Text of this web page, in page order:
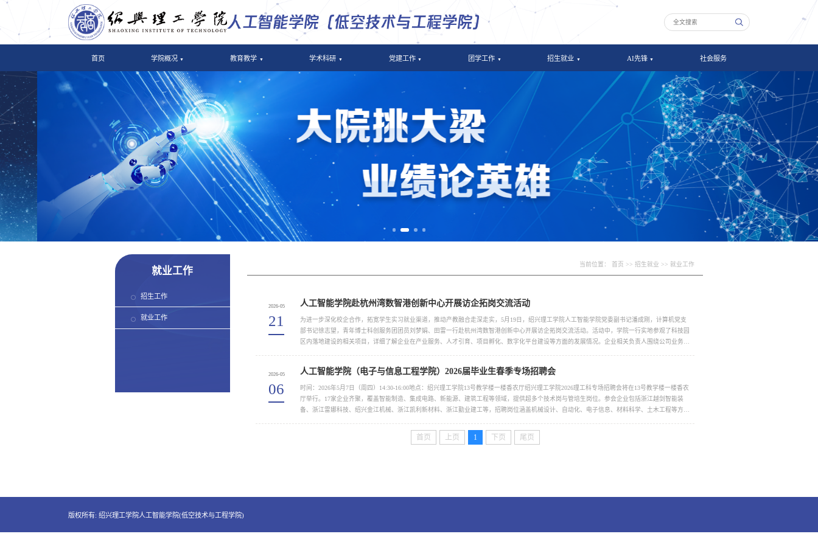
首页 学院概况 教育教学 学术科研 党建工作 团学工作 招生就业 AI先锋 社会服务
就业工作
招生工作
就业工作
当前位置：首页 >>招生就业 >> 就业工作
2026-05
21
人工智能学院赴杭州湾数智港创新中心开展访企拓岗交流活动
为进一步深化校企合作，拓宽学生实习就业渠道，推动产教融合走深走实，5月19日，绍兴理工学院人工智能学院党委副书记潘成刚，计算机党支
部书记徐志望，青年博士科创服务团团员刘梦娟、田雷一行赴杭州湾数智港创新中心开展访企拓岗交流活动。活动中，学院一行实地参观了科技园
区内落地建设的相关项目，详细了解企业在产业服务、人才引育、项目孵化、数字化平台建设等方面的发展情况。企业相关负责人围绕公司业务布
2026-05
06
人工智能学院（电子与信息工程学院）2026届毕业生春季专场招聘会
时间：2026年5月7日（周四）14:30-16:00地点：绍兴理工学院13号教学楼一楼香农厅绍兴理工学院2026理工科专场招聘会将在13号教学楼一楼香农
厅举行。17家企业齐聚，覆盖智能制造、集成电路、新能源、建筑工程等领域，提供超多个技术岗与管培生岗位。参会企业包括浙江越剑智能装
备、浙江雷娜科技、绍兴金江机械、浙江凯利新材料、浙江勤业建工等，招聘岗位涵盖机械设计、自动化、电子信息、材料科学、土木工程等方
首页 上页 1 下页 尾页
版权所有: 绍兴理工学院人工智能学院(低空技术与工程学院)